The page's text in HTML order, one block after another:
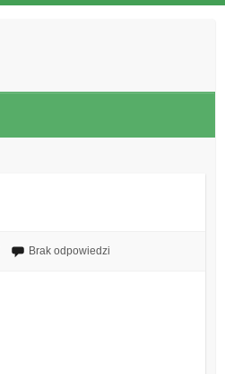
Brak odpowiedzi